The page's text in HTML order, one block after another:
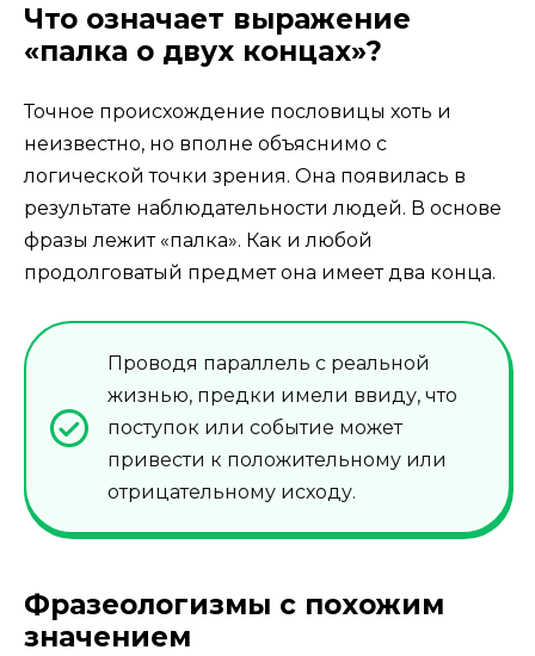
Что означает выражение
«палка о двух концах»?
Точное происхождение пословицы хоть и
неизвестно, но вполне объяснимо с
логической точки зрения. Она появилась в
результате наблюдательности людей. В основе
фразы лежит «палка». Как и любой
продолговатый предмет она имеет два конца.
Проводя параллель с реальной
жизнью, предки имели ввиду, что
поступок или событие может
привести к положительному или
отрицательному исходу.
Фразеологизмы с похожим
значением